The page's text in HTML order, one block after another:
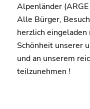
Alpenländer
Alle Bürger,
herzlich
Schönheit unserer
und an unserem
teilzunehmen !